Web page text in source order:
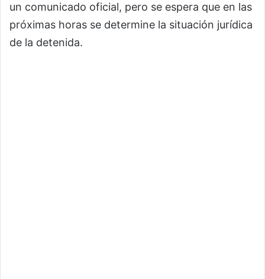
un comunicado oficial, pero se espera que en las
próximas horas se determine la situación jurídica
de la detenida.